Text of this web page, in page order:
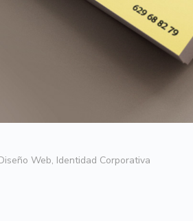
Web, Identidad Corporativa